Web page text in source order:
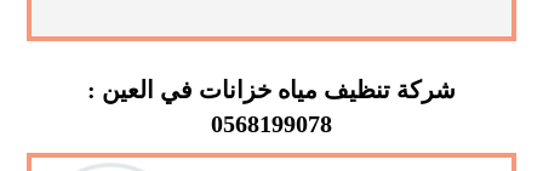
شركة تنظيف مياه خزانات في العين :
0568199078